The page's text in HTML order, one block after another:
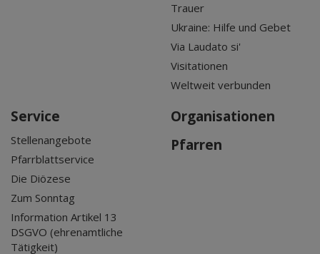
Trauer
Ukraine: Hilfe und Gebet
Via Laudato si'
Visitationen
Weltweit verbunden
Service
Stellenangebote
Pfarrblattservice
Die Diözese
Zum Sonntag
Information Artikel 13
DSGVO (ehrenamtliche
Tätigkeit)
Organisationen
Pfarren